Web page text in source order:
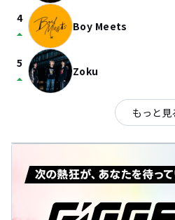
4
arrow_drop_up Boy Meets
5
arrow_drop_up Zoku
もっと見